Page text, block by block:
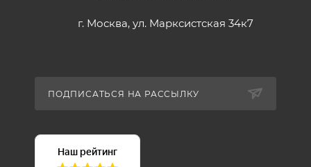
г. Москва, ул. Марксистская 34к7
ПОДПИСАТЬСЯ НА РАССЫЛКУ